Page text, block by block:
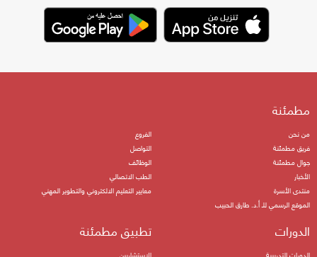
مطمئنة
من نحن
فريق مطمئنة
جوال مطمئنة
الأخبار
منتدى الأسرة
الموقع الرسمي للـ أ.د. طارق الحبيب
الفروع
التواصل
الوظائف
الطب الاتصالي
معايير التعليم الالكتروني والتطوير المهني
الدورات تطبيق مطمئنة